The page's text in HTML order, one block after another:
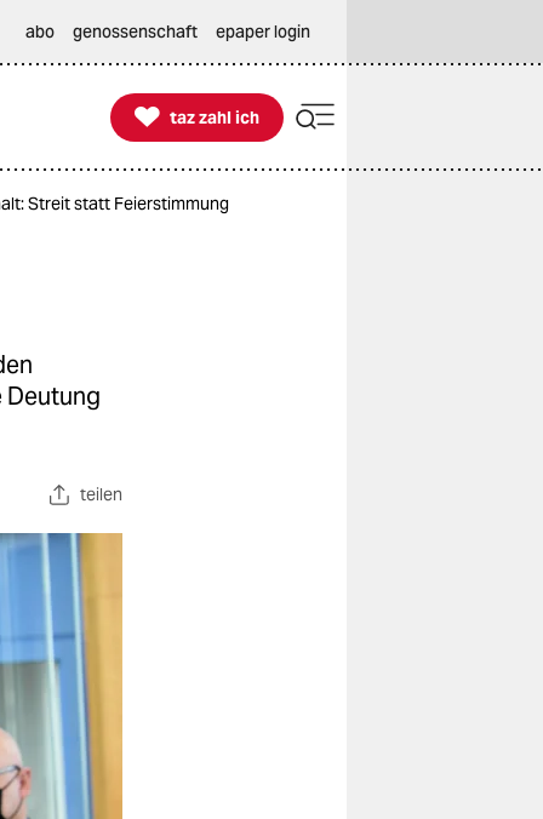
abo genossenschaft epaper login

taz zahl ich
taz zahl ich
Streit statt Feierstimmung
teilen